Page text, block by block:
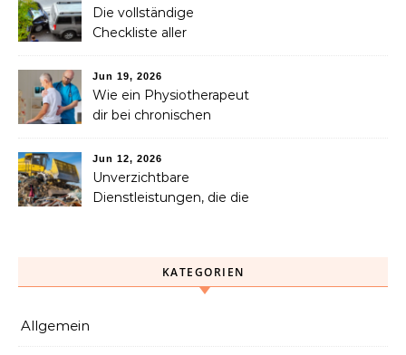
Die vollständige
Checkliste aller
nach einem Unfall
benötigen
Jun 19, 2026
Wie ein Physiotherapeut
dir bei chronischen
helfen kann
Jun 12, 2026
Unverzichtbare
Dienstleistungen, die die
KATEGORIEN
Allgemein